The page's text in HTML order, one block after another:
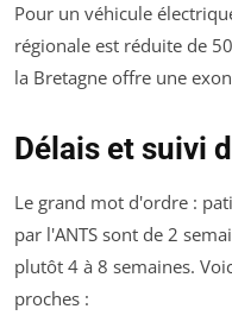
Pour un véhicule
régionale est réduite de
la Bretagne offre une
Délais et suivi
Le grand mot d'ordre :
par l'ANTS sont de 2
plutôt 4 à 8 semaines.
proches :